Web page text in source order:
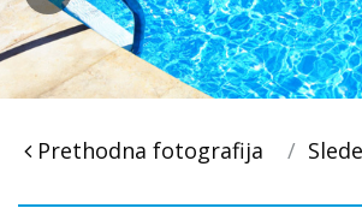
Post
Prethodna fotografija